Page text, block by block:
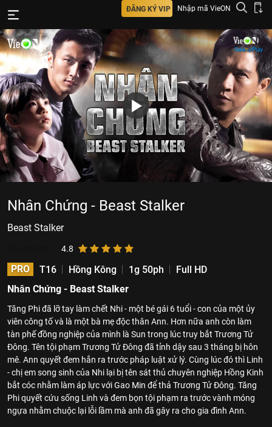
ĐĂNG KÝ VIP Nhập mã VieON
Nhân Chứng - Beast Stalker
Beast Stalker
4.8
PRO T16 Hồng Kông 1g 50ph
Full HD
Nhân Chứng - Beast Stalker
Tăng Phi đã lỡ tay làm chết Nhi - một bé gái 6 tuổi - con của một ủy
viên công tố và là một bà mẹ độc thân Ann. Hơn nữa anh còn làm
tàn phế đồng nghiệp của mình là Sun trong lúc truy bắt Trương Tử
Đông. Tên tội phạm Trương Tử Đông đã tỉnh dậy sau 3 tháng bị hôn
mê. Ann quyết đem hắn ra trước pháp luật xử lý. Cùng lúc đó thì Linh
- chị em song sinh của Nhi lại bị tên sát thủ chuyên nghiệp Hồng Kinh
bắt cóc nhằm làm áp lực với Gao Min để thả Trương Tử Đông. Tăng
Phi quyết cứu sống Linh và đem bọn tội phạm ra trước vành móng
ngựa nhằm chuộc lại lỗi lầm mà anh đã gây ra cho gia đình Ann.